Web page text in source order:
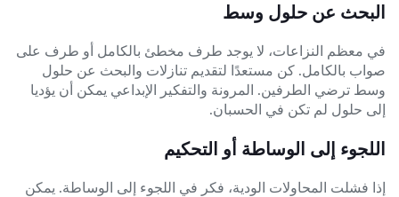
البحث عن حلول وسط
في معظم النزاعات، لا يوجد طرف مخطئ بالكامل أو طرف على
صواب بالكامل. كن مستعدًا لتقديم تنازلات والبحث عن حلول
وسط ترضي الطرفين. المرونة والتفكير الإبداعي يمكن أن يؤديا
إلى حلول لم تكن في الحسبان.
اللجوء إلى الوساطة أو التحكيم
إذا فشلت المحاولات الودية، فكر في اللجوء إلى الوساطة. يمكن